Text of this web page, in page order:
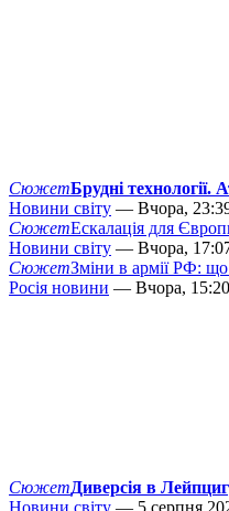
СюжетБрудні
Новини світу — Вчора,
СюжетЕскалація для
Новини світу — Вчора,
СюжетЗміни в армії РФ: що
Росія новини — Вчора, 15:20
СюжетДиверсія в